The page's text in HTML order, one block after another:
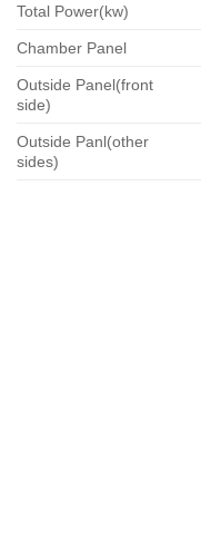
Total Power(kw)
Chamber Panel
Outside Panel(front
side)
Outside Panl(other
sides)